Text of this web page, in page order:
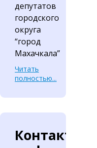
депутатов
городского
округа
“город
Махачкала”
Читать
полностью...
Контактная